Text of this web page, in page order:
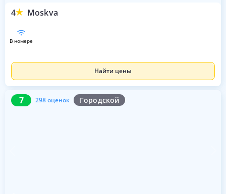
4 Moskva
в номере
Найти цены
7 298 оценок Городской
7 298 оценок